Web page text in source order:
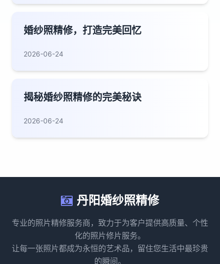
婚纱照精修，打造完美回忆
2026-06-24
揭秘婚纱照精修的完美秘诀
2026-06-24
丹阳婚纱照精修
专业的照片精修服务商，致力于为客户提供高质量、个性
化的照片修片服务。
让每一张照片都成为永恒的艺术品，留住您生活中最珍贵
的瞬间。